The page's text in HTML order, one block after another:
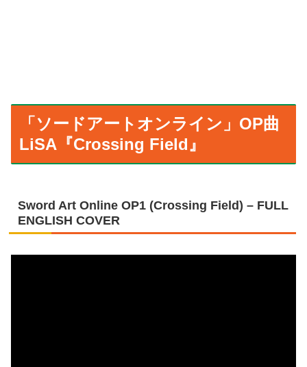
「ソードアートオンライン」OP曲
LiSA『Crossing Field』
Sword Art Online OP1 (Crossing Field) – FULL
ENGLISH COVER